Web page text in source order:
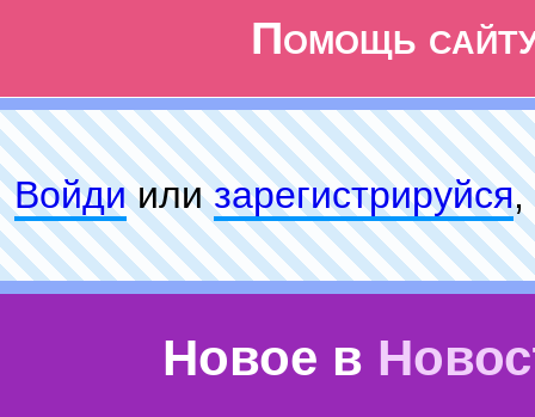
Помощь
Войдиилизарeгиcтpируйся,
Новое в